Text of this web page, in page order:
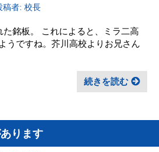
稿者: 校長
銘板。 これによると、ミラ二高
うですね。芥川高校よりお兄さん
続きを読む
ります